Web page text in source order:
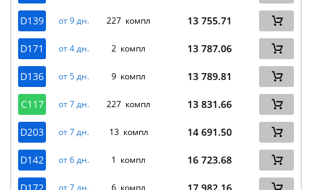
D139 от 9 дн. 227 компл 13 755.71
D171 от 4 дн. 2 компл 13 787.06
D136 от 5 дн. 9 компл 13 789.81
C117 от 7 дн. 227 компл 13 831.66
D203 от 7 дн. 13 компл 14 691.50
D142 от 6 дн. 1 компл 16 723.68
D172 от 7 дн. 6 компл 17 982.16